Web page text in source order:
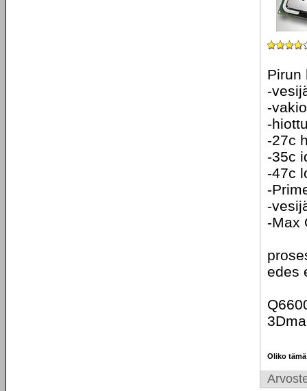
Pirun
-
-
-
-27c
-35c
-47c
-
-
-Max
edes
Oliko